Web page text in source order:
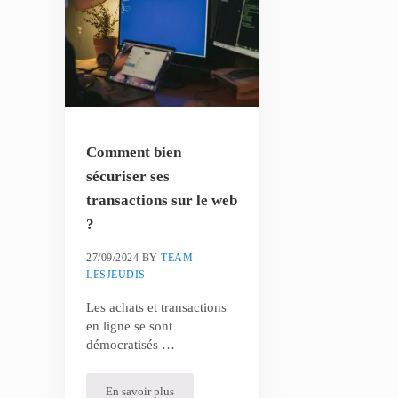
Comment bien
sécuriser ses
transactions sur le web
?
27/09/2024 BY TEAM
LESJEUDIS
Les achats et transactions
en ligne se sont
démocratisés …
En savoir plus